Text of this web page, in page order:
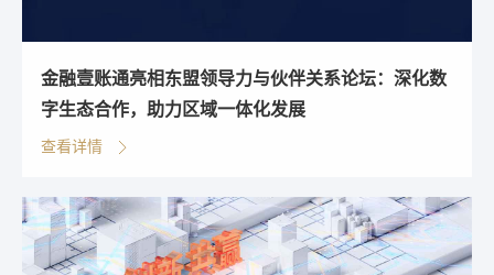
金融壹账通亮相东盟领导力与伙伴关系论坛：深化数
字生态合作，助力区域一体化发展
查看详情